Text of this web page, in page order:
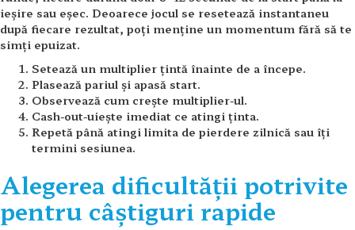
ieșire sau eșec. Deoarece jocul se resetează instantaneu
după fiecare rezultat, poți menține un momentum fără să te
simți epuizat.
Setează un multiplier țintă înainte de a începe.
Plasează pariul și apasă start.
Observează cum crește multiplier-ul.
Cash-out-uiește imediat ce atingi ținta.
Repetă până atingi limita de pierdere zilnică sau îți
termini sesiunea.
Alegerea dificultății potrivite
pentru câștiguri rapide